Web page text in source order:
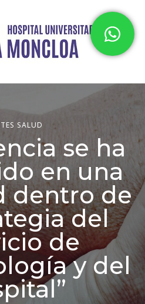
Universitario
SALUD
se ha
en una
dentro de
del
de
y del